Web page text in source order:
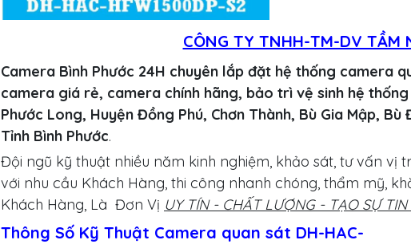
CÔNG TY TNHH-TM-DV TẦM
Camera Bình Phước 24H chuyên lắp đặt hệ thống camera
camera giá rẻ, camera chính hãng, bảo trì vệ sinh hệ
Phước Long, Huyện Đồng Phú, Chơn Thành, Bù Gia Mập,
Tỉnh Bình Phước.
Đội ngũ kỹ thuật nhiều năm kinh nghiệm, khảo sát, tư vấn vị
với nhu cầu Khách Hàng, thi công nhanh chóng, thẩm mỹ,
Khách Hàng, Là Đơn Vị UY TÍN - CHẤT LƯỢNG - TẠO SỰ
Thông Số Kỹ Thuật Camera quan sát DH-HAC-